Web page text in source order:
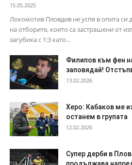
15.05.2025
Локомотив Пловдив не успя в опита си
на отборите, които са застрашени от
загубиха с 1:3 като...
Филипов към фен
заповядай!
13.02.2026
Херо: Кабаков ме
останем в групата
12.02.2026
Супер дерби в